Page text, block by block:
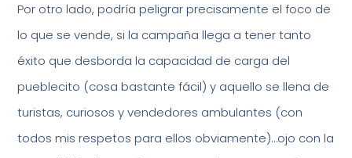
Por otro lado, podría peligrar precisamente el foco de
lo que se vende, si la campaña llega a tener tanto
éxito que desborda la capacidad de carga del
pueblecito (cosa bastante fácil) y aquello se llena de
turistas, curiosos y vendedores ambulantes (con
todos mis respetos para ellos obviamente)…ojo con la